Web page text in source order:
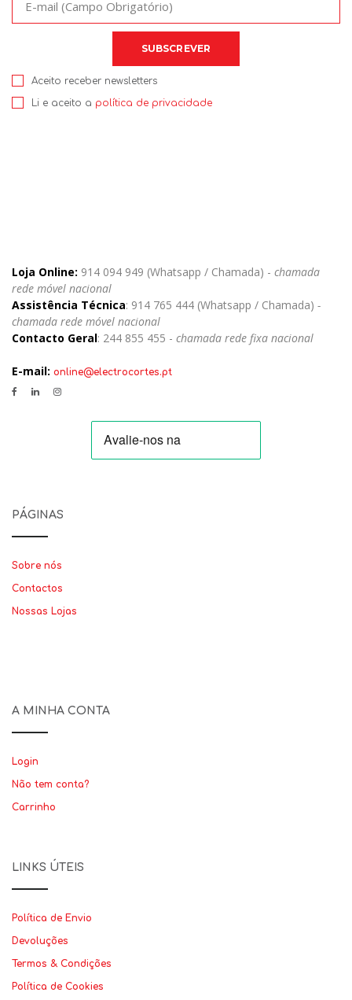
Aceito receber newsletters
Li e aceito a política de privacidade
Loja Online: 914 094 949 (Whatsapp / Chamada) - chamada
rede móvel nacional
Assistência Técnica: 914 765 444 (Whatsapp / Chamada) -
chamada rede móvel nacional
Contacto Geral: 244 855 455 - chamada rede fixa nacional
E-mail: online@electrocortes.pt
PÁGINAS
Sobre nós
Contactos
Nossas Lojas
A MINHA CONTA
Login
Não tem conta?
Carrinho
LINKS ÚTEIS
Política de Envio
Devoluções
Termos & Condições
Política de Cookies